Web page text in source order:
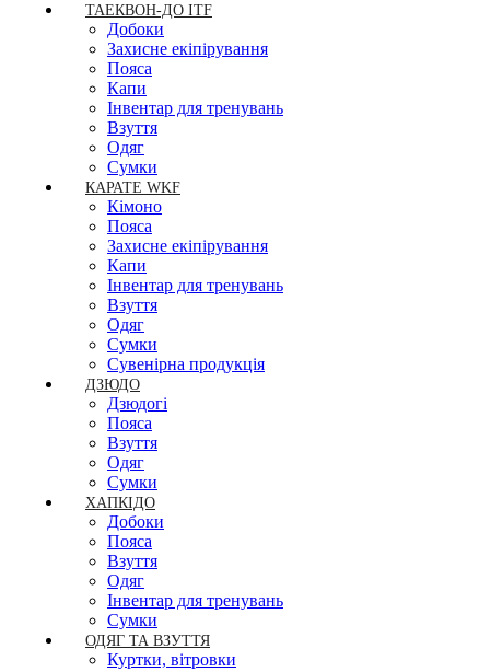
ТАЕКВОН-ДО ITF
Добоки
Захисне екіпірування
Пояса
Капи
Інвентар для тренувань
Взуття
Одяг
Сумки
КАРАТЕ WKF
Кімоно
Пояса
Захисне екіпірування
Капи
Інвентар для тренувань
Взуття
Одяг
Сумки
Сувенірна продукція
ДЗЮДО
Дзюдогі
Пояса
Взуття
Одяг
Сумки
ХАПКІДО
Добоки
Пояса
Взуття
Одяг
Інвентар для тренувань
Сумки
ОДЯГ ТА ВЗУТТЯ
Куртки, вітровки